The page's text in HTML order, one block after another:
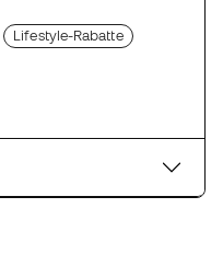
Lifestyle-Rabatte